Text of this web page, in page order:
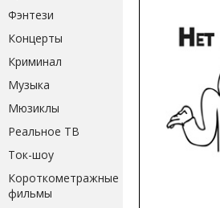
Фэнтези
Концерты
Криминал
Музыка
Мюзиклы
Реальное ТВ
Ток-шоу
Короткометражные
фильмы